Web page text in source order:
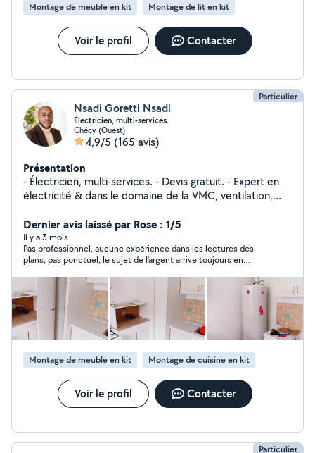
Montage de meuble en kit Montage de lit en kit
Voir le profil Contacter
Particulier
Nsadi Goretti Nsadi
Électricien, multi-services.
Chécy (Ouest)
4,9/5 (165 avis)
Présentation
- Électricien, multi-services. - Devis gratuit. - Expert en
électricité & dans le domaine de la VMC, ventilation,
Reponds aux demandes d'interventions d'urgences
particuliers & professionnels - Installations, dépannages
électriques & VMC. - Travaux de rénovation - Entretiens
VMC & électriques - Installations des réseaux Télécom
Rj45 - Mises en conformité de vos installations
électriques et VMC. - Maintenances électriques, VMC &
bâtiments - Dépannages plomberie. - Montage de
cuisine équipée et divers meubles, etc.. - Diverses
interventions dans le bricolage. ( poses des tringles à
rideaux, fixations tv murale, montages des meubles,
finitions des travaux...) - Réparations des téléphones
portables. - Dépannages des appareils
électroménagers. - Peinture et revêtements des murs. -
Pour répondre à vos exigences, j'effectue le travail avec
prestations.
Dernier avis laissé par Rose : 1/5
Il y a 3 mois
Pas professionnel, aucune expérience dans les lectures des
plans, pas ponctuel, le sujet de l’argent arrive toujours en
Montage de meuble en kit Montage de cuisine en kit
Voir le profil Contacter
Particulier